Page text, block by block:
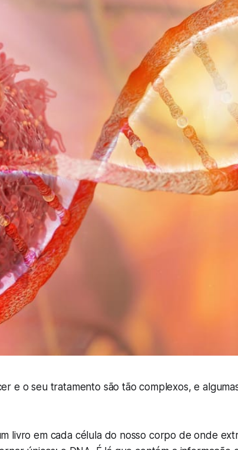
e o seu tratamento são tão complexos, e
livro em cada célula do nosso corpo de onde